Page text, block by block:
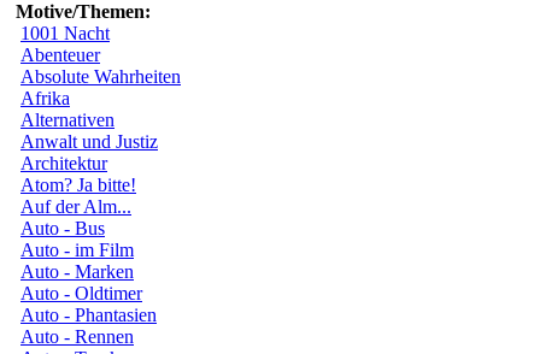
Motive/Themen:
1001 Nacht
Abenteuer
Absolute Wahrheiten
Afrika
Alternativen
Anwalt und Justiz
Architektur
Atom? Ja bitte!
Auf der Alm...
Auto - Bus
Auto - im Film
Auto - Marken
Auto - Oldtimer
Auto - Phantasien
Auto - Rennen